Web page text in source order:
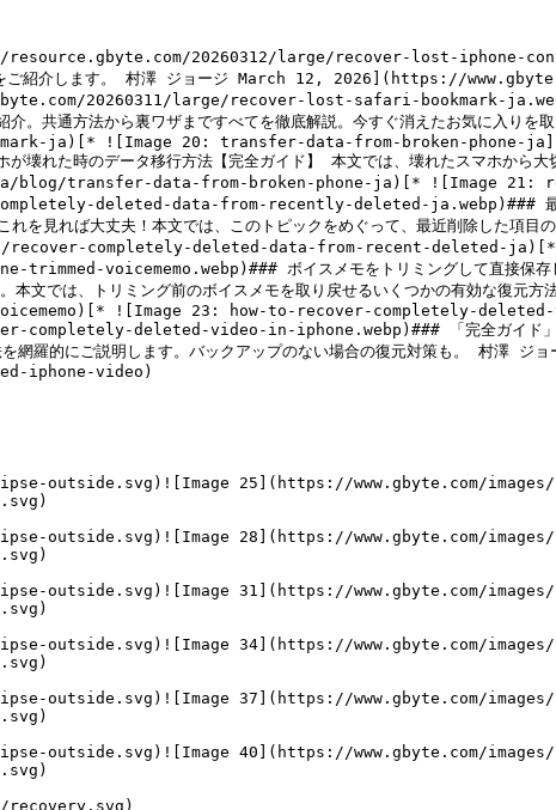
20260312/large/recover-lost-iphone-contacts-
法6選をご紹介します。 村澤 ジョージ March 12, 2026](https://
20260311/large/recover-lost-safari-bookmark-ja.webp)###
。共通方法から裏ワザまですべてを徹底解説。今すぐ消えたお気に入
ja)[* ![Image 20: transfer-data-from-broken-phone-
時のデータ移行方法【完全ガイド】 本文では、壊れたスマホから大切
ja/blog/transfer-data-from-broken-phone-ja)[* ![Image
deleted-data-from-recently-deleted-ja.webp)### 最近削除し
を見れば大丈夫！本文では、このトピックをめぐって、最近削除した項
recover-completely-deleted-data-from-recent-deleted-ja)[*
ボイスメモをトリミングして直接保存しち
本文では、トリミング前のボイスメモを取り戻せるいくつかの有効な復
![Image 23: how-to-recover-completely-
deleted-video-in-iphone.webp)### 「完全ガイド」
を網羅的にご説明します。バックアップのない場合の復元対策も。 村澤
iphone-video)
outside.svg)![Image 25](https://www.gbyte.com/
outside.svg)![Image 28](https://www.gbyte.com/
outside.svg)![Image 31](https://www.gbyte.com/
outside.svg)![Image 34](https://www.gbyte.com/
outside.svg)![Image 37](https://www.gbyte.com/
outside.svg)![Image 40](https://www.gbyte.com/
recovery.svg)